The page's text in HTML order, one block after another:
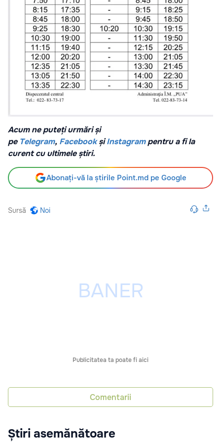
Acum ne puteți urmări și
pe Telegram, Facebook șiInstagrampentru a fi la
curent cu ultimele știri.
Abonați-vă la știrile Point.md pe Google
Sursă Noi
Publicitatea ta poate fi aici
Comentarii
Știri asemănătoare